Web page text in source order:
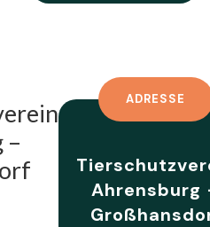
–
ADRESSE
Ahrensburg